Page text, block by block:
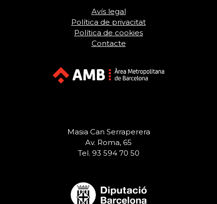
Avís legal
Política de privacitat
Política de cookies
Contacte
Masia Can Serraperera
Av. Roma, 65
Tel. 93 594 70 50